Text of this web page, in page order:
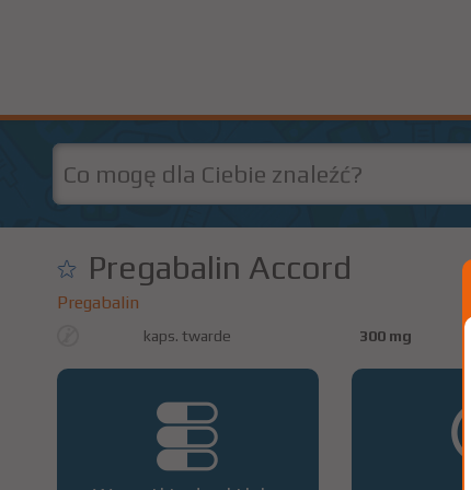
Pregabalin Accord
Pregabalin
kaps. twarde 300 mg